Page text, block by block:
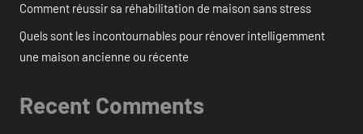
Comment réussir sa réhabilitation de maison sans stress
Quels sont les incontournables pour rénover intelligemment
une maison ancienne ou récente
Recent Comments